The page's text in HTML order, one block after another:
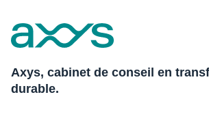
Axys, cabinet de conseil en
durable.